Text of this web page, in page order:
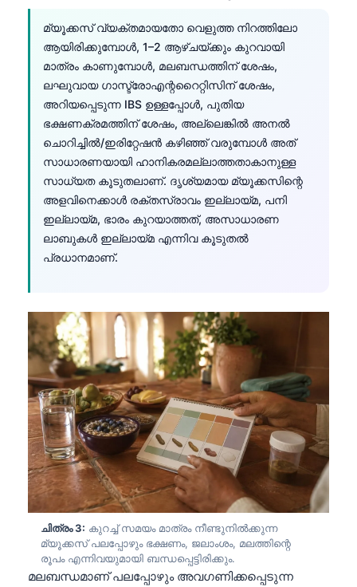
മ്യൂക്കസ് വ്യക്തമായതോ വെളുത്ത നിറത്തിലോ
ആയിരിക്കുമ്പോൾ, 1–2 ആഴ്ചയ്ക്കും കുറവായി
മാത്രം കാണുമ്പോൾ, മലബന്ധത്തിന് ശേഷം,
ലഘുവായ ഗാസ്ട്രോഎന്ററൈറ്റിസിന് ശേഷം,
അറിയപ്പെടുന്ന IBS ഉള്ളപ്പോൾ, പുതിയ
ഭക്ഷണക്രമത്തിന് ശേഷം, അല്ലെങ്കിൽ അനൽ
ചൊറിച്ചിൽ/ഇരിറ്റേഷൻ കഴിഞ്ഞ് വരുമ്പോൾ അത്
സാധാരണയായി ഹാനികരമല്ലാത്തതാകാനുള്ള
സാധ്യത കൂടുതലാണ്. ദൃശ്യമായ മ്യൂക്കസിന്റെ
അളവിനെക്കാൾ രക്തസ്രാവം ഇല്ലായ്മ, പനി
ഇല്ലായ്മ, ഭാരം കുറയാത്തത്, അസാധാരണ
ലാബുകൾ ഇല്ലായ്മ എന്നിവ കൂടുതൽ
പ്രധാനമാണ്.
ചിത്രം 3: കുറച്ച് സമയം മാത്രം നീണ്ടുനിൽക്കുന്ന
മ്യൂക്കസ് പലപ്പോഴും ഭക്ഷണം, ജലാംശം, മലത്തിന്റെ
രൂപം എന്നിവയുമായി ബന്ധപ്പെട്ടിരിക്കും.
മലബന്ധമാണ് പലപ്പോഴും അവഗണിക്കപ്പെടുന്ന